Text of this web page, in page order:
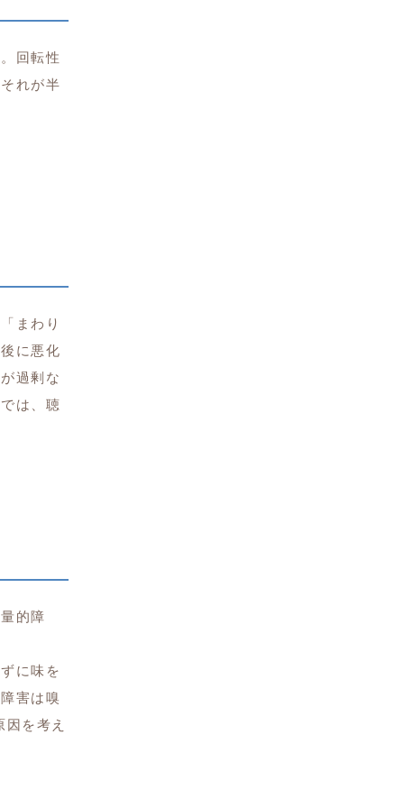
回転性
れが半
まわり
に悪化
過剰な
は、聴
的障
に味を
害は嗅
を考え